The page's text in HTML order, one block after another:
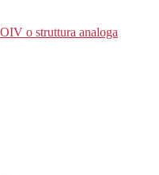
o struttura analoga